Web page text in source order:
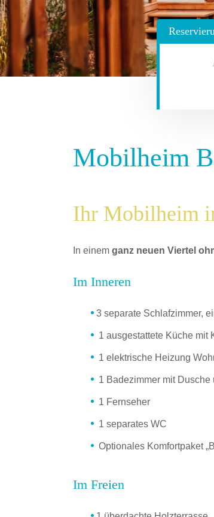
Mobilheim
Ihr Mobilheim
In einem ganz neuen Viertel
Im Inneren
3 separate Schlafzimmer,
1 ausgestattete Küche mit
1 elektrische Heizung
1 Badezimmer mit Dusche
1 Fernseher
1 separates WC
Optionales Komfortpaket
Im Freien